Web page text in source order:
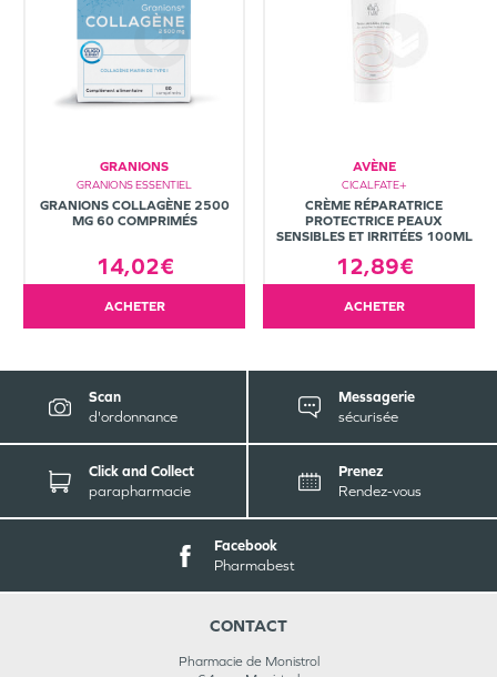
GRANIONS
GRANIONS ESSENTIEL
GRANIONS COLLAGÈNE 2500
MG 60 COMPRIMÉS
14,02€
ACHETER
AVÈNE
CICALFATE+
CRÈME RÉPARATRICE
PROTECTRICE PEAUX
SENSIBLES ET IRRITÉES 100ML
12,89€
ACHETER
Scan
d'ordonnance
Messagerie
sécurisée
Click and Collect
parapharmacie
Prenez
Rendez-vous
Facebook
Pharmabest
CONTACT
Pharmacie de Monistrol